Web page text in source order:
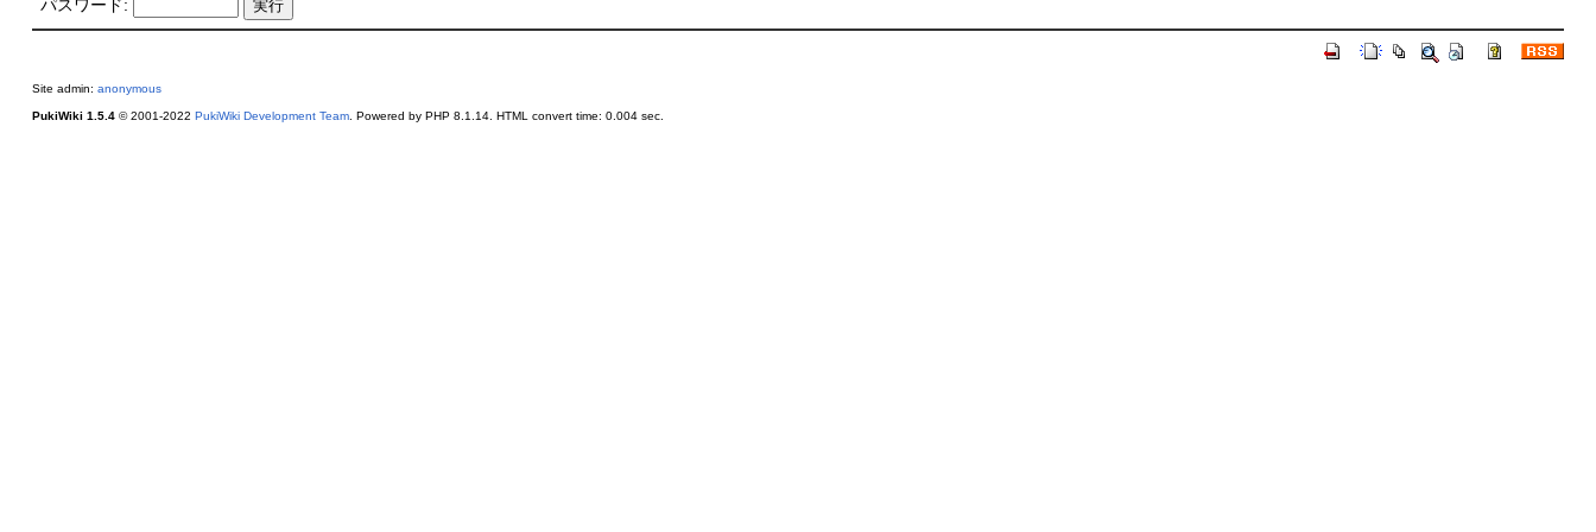
パスワード:
Site admin: anonymous
PukiWiki 1.5.4© 2001-2022 PukiWiki Development Team. Powered by PHP 8.1.14. HTML convert time: 0.004 sec.